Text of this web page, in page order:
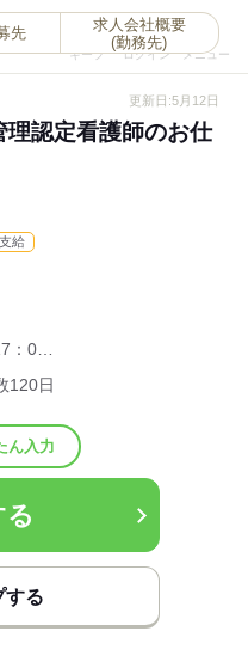
キープ
0
ログイン メニュー
先
求人会社概要
(勤務先)
更新日:5月12日
認定看護師のお仕
給
：0…
120日
ん入力
する